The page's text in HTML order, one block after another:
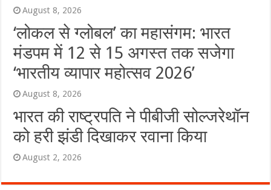
August 8, 2026
‘लोकल से ग्लोबल’ का महासंगम: भारत
मंडपम में 12 से 15 अगस्त तक सजेगा
‘भारतीय व्यापार महोत्सव 2026’
August 8, 2026
भारत की राष्ट्रपति ने पीबीजी सोल्जरेथॉन
को हरी झंडी दिखाकर रवाना किया
August 2, 2026